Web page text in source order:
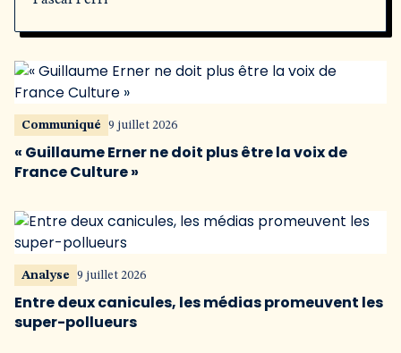
Communiqué 9 juillet 2026
« Guillaume Erner ne doit plus être la voix de
France Culture »
Analyse 9 juillet 2026
Entre deux canicules, les médias promeuvent les
super-pollueurs